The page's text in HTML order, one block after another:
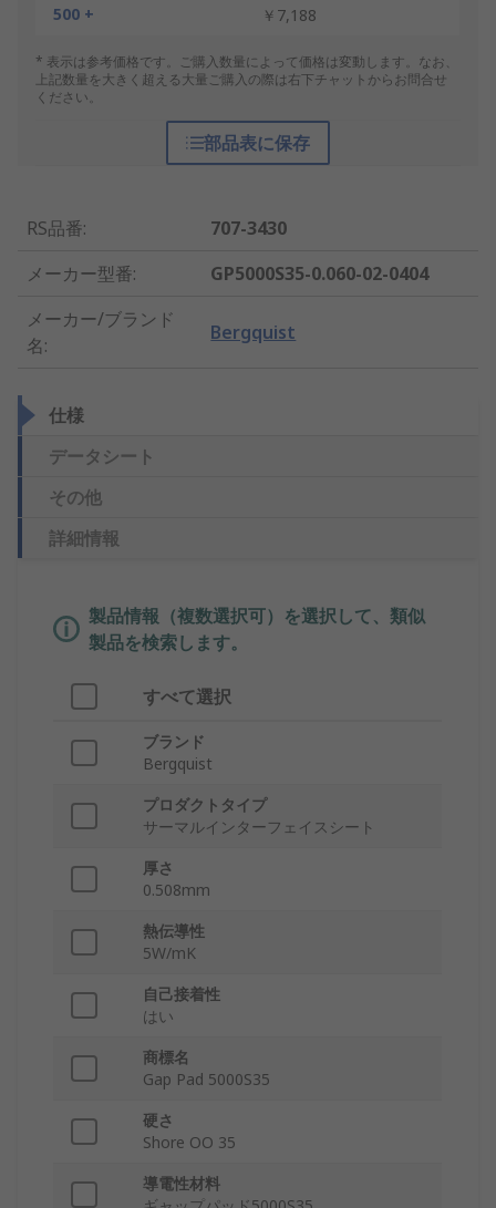
500 +
￥7,188
* 表示は参考価格です。ご購入数量によって価格は変動します。なお、
上記数量を大きく超える大量ご購入の際は右下チャットからお問合せ
ください。
部品表に保存
RS品番:
707-3430
メーカー型番:
GP5000S35-0.060-02-0404
メーカー/ブランド
名:
Bergquist
仕様
データシート
その他
詳細情報
製品情報（複数選択可）を選択して、類似
製品を検索します。
すべて選択
ブランド
Bergquist
プロダクトタイプ
サーマルインターフェイスシート
厚さ
0.508mm
熱伝導性
5W/mK
自己接着性
はい
商標名
Gap Pad 5000S35
硬さ
Shore OO 35
導電性材料